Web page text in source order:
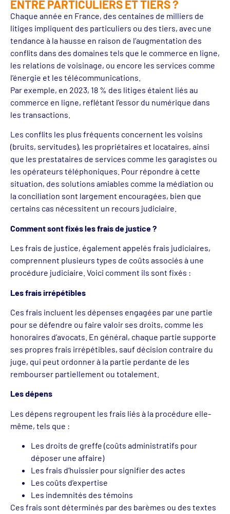
ENTRE PARTICULIERS ET TIERS ?
Chaque année en France, des centaines de milliers de
litiges impliquent des particuliers ou des tiers, avec une
tendance à la hausse en raison de l’augmentation des
conflits dans des domaines tels que le commerce en ligne,
les relations de voisinage, ou encore les services comme
l’énergie et les télécommunications.
Par exemple, en 2023, 18 % des litiges étaient liés au
commerce en ligne, reflétant l’essor du numérique dans
les transactions​.
Les conflits les plus fréquents concernent les voisins
(bruits, servitudes), les propriétaires et locataires, ainsi
que les prestataires de services comme les garagistes ou
les opérateurs téléphoniques. Pour répondre à cette
situation, des solutions amiables comme la médiation ou
la conciliation sont largement encouragées, bien que
certains cas nécessitent un recours judiciaire​.
Comment sont fixés les frais de justice ?
Les frais de justice, également appelés frais judiciaires,
comprennent plusieurs types de coûts associés à une
procédure judiciaire. Voici comment ils sont fixés :
Les frais irrépétibles
Ces frais incluent les dépenses engagées par une partie
pour se défendre ou faire valoir ses droits, comme les
honoraires d’avocats. En général, chaque partie supporte
ses propres frais irrépétibles, sauf décision contraire du
juge, qui peut ordonner à la partie perdante de les
rembourser partiellement ou totalement.
Les dépens
Les dépens regroupent les frais liés à la procédure elle-
même, tels que :
Les droits de greffe (coûts administratifs pour
déposer une affaire)
Les frais d’huissier pour signifier des actes
Les coûts d’expertise
Les indemnités des témoins
Ces frais sont déterminés par des barèmes ou des textes